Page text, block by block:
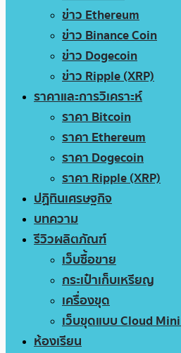
ข่าว Ethereum
ข่าว Binance Coin
ข่าว Dogecoin
ข่าว Ripple (XRP)
ราคาและการวิเคราะห์
ราคา Bitcoin
ราคา Ethereum
ราคา Dogecoin
ราคา Ripple (XRP)
ปฏิทินเศรษฐกิจ
บทความ
รีวิวผลิตภัณฑ์
เว็บซื้อขาย
กระเป๋าเก็บเหรียญ
เครื่องขุด
เว็บขุดแบบ Cloud
ห้องเรียน